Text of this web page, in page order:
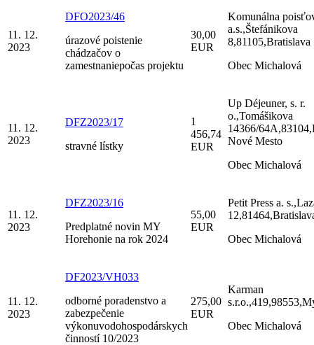
11. 12.
2023
DFO2023/46
úrazové poistenie
chádzačov o
zamestnaniepočas projektu
30,00
EUR
Komunálna
a.s.,Štefánikova
8,81105,Bratislava
Obec Michalová
11. 12.
2023
DFZ2023/17
stravné lístky
1
456,74
EUR
Up Déjeuner, s. r.
o.,Tomášikova
14366/
Nové Mesto
Obec Michalová
11. 12.
2023
DFZ2023/16
Predplatné novin MY
Horehonie na rok 2024
55,00
EUR
Petit Press a.
Obec Michalová
11. 12.
2023
DF2023/VH033
odborné poradenstvo a
zabezpečenie
výkonuvodohospodárskych
činností 10/2023
275,00
EUR
Karman
Obec Michalová